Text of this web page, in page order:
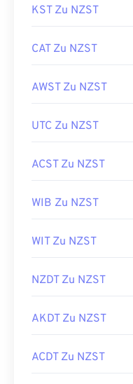
KST Zu NZST
CAT Zu NZST
AWST Zu NZST
UTC Zu NZST
ACST Zu NZST
WIB Zu NZST
WIT Zu NZST
NZDT Zu NZST
AKDT Zu NZST
ACDT Zu NZST